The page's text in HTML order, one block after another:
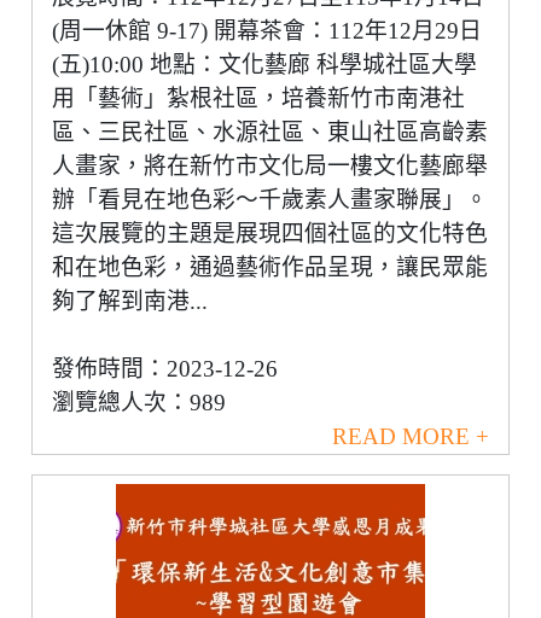
(周一休館 9-17) 開幕茶會：112年12月29日
(五)10:00 地點：文化藝廊 科學城社區大學
用「藝術」紮根社區，培養新竹市南港社
區、三民社區、水源社區、東山社區高齡素
人畫家，將在新竹市文化局一樓文化藝廊舉
辦「看見在地色彩～千歲素人畫家聯展」。
這次展覽的主題是展現四個社區的文化特色
和在地色彩，通過藝術作品呈現，讓民眾能
夠了解到南港...
發佈時間：2023-12-26
瀏覽總人次：989
READ MORE +